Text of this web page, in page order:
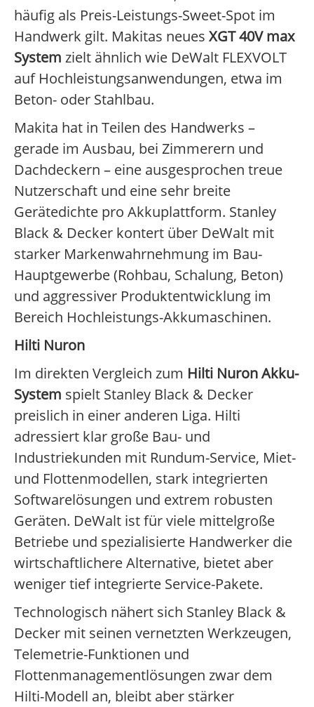
häufig als Preis-Leistungs-Sweet-Spot im
Handwerk gilt. Makitas neues XGT 40V max
System zielt ähnlich wie DeWalt FLEXVOLT
auf Hochleistungsanwendungen, etwa im
Beton- oder Stahlbau.
Makita hat in Teilen des Handwerks –
gerade im Ausbau, bei Zimmerern und
Dachdeckern – eine ausgesprochen treue
Nutzerschaft und eine sehr breite
Gerätedichte pro Akkuplattform. Stanley
Black & Decker kontert über DeWalt mit
starker Markenwahrnehmung im Bau-
Hauptgewerbe (Rohbau, Schalung, Beton)
und aggressiver Produktentwicklung im
Bereich Hochleistungs-Akkumaschinen.
Hilti Nuron
Im direkten Vergleich zum Hilti Nuron Akku-
System spielt Stanley Black & Decker
preislich in einer anderen Liga. Hilti
adressiert klar große Bau- und
Industriekunden mit Rundum-Service, Miet-
und Flottenmodellen, stark integrierten
Softwarelösungen und extrem robusten
Geräten. DeWalt ist für viele mittelgroße
Betriebe und spezialisierte Handwerker die
wirtschaftlichere Alternative, bietet aber
weniger tief integrierte Service-Pakete.
Technologisch nähert sich Stanley Black &
Decker mit seinen vernetzten Werkzeugen,
Telemetrie-Funktionen und
Flottenmanagementlösungen zwar dem
Hilti-Modell an, bleibt aber stärker